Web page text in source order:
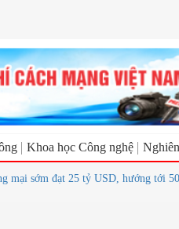
Khoa học Công nghệ
đạt 25 tỷ USD, hướng tới 50 tỷ USD